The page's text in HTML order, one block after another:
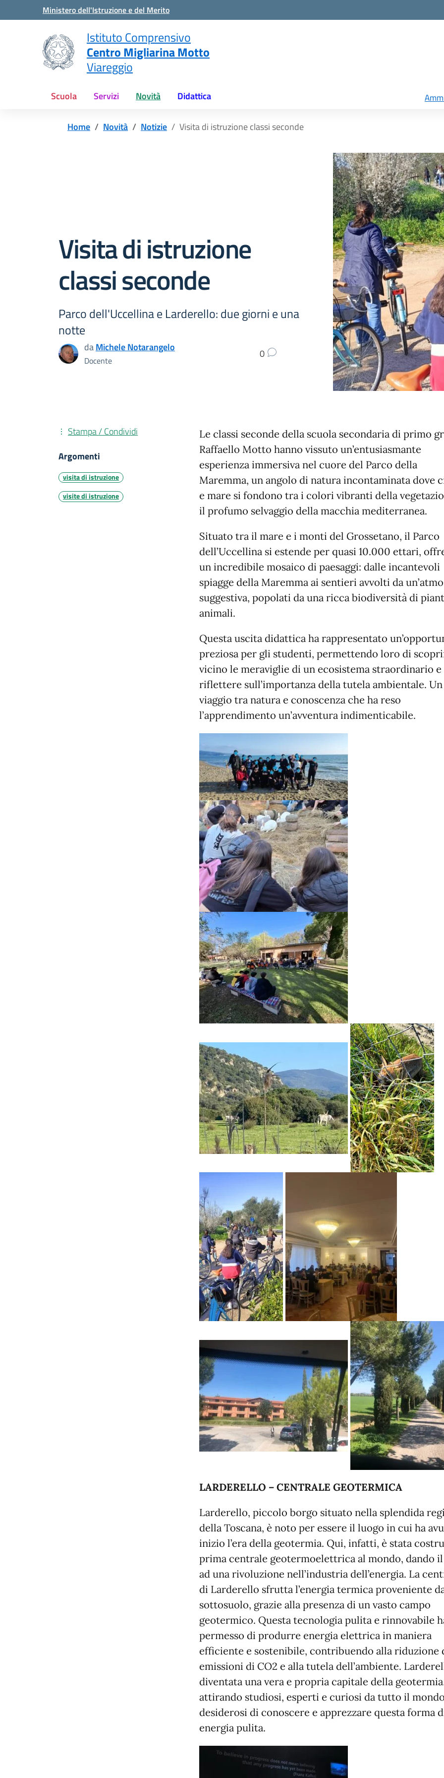
Vai ai contenuti
Vai al menu di navigazione
Ministero dell'Istruzione e del Merito
Istituto Comprensivo
Centro Migliarina Motto
Viareggio
Scuola Servizi Novità Didattica
Home Novità Notizie Visita di istruzione classi seconde
Visita di istruzione
classi seconde
Parco dell'Uccellina e Larderello: due giorni e una
notte
daMichele Notarangelo
Docente
0
Le classi seconde della scuola secondaria di primo
Raffaello Motto hanno vissuto un’entusiasmante
esperienza immersiva nel cuore del Parco della
Maremma, un angolo di natura incontaminata dove
e mare si fondono tra i colori vibranti della
il profumo selvaggio della macchia mediterranea.
Situato tra il mare e i monti del Grossetano, il Parco
dell’Uccellina si estende per quasi 10.000 ettari,
un incredibile mosaico di paesaggi: dalle incantevoli
spiagge della Maremma ai sentieri avvolti da
suggestiva, popolati da una ricca biodiversità di
animali.
Questa uscita didattica ha rappresentato
preziosa per gli studenti, permettendo loro di
vicino le meraviglie di un ecosistema straordinario
riflettere sull’importanza della tutela ambientale. Un
viaggio tra natura e conoscenza che ha reso
l’apprendimento un’avventura indimenticabile.
LARDERELLO – CENTRALE GEOTERMICA
Larderello, piccolo borgo situato nella splendida
della Toscana, è noto per essere il luogo in cui ha
inizio l’era della geotermia. Qui, infatti, è stata
prima centrale geotermoelettrica al mondo, dando
ad una rivoluzione nell’industria dell’energia. La
di Larderello sfrutta l’energia termica proveniente
sottosuolo, grazie alla presenza di un vasto campo
geotermico. Questa tecnologia pulita e rinnovabile
permesso di produrre energia elettrica in maniera
efficiente e sostenibile, contribuendo alla riduzione
emissioni di CO2 e alla tutela dell’ambiente.
diventata una vera e propria capitale della
attirando studiosi, esperti e curiosi da tutto il
desiderosi di conoscere e apprezzare questa forma
energia pulita.
Stampa / Condividi
Argomenti
visita di istruzione
visite di istruzione